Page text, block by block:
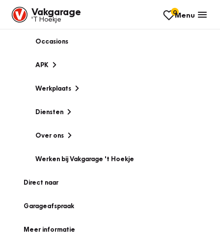
Vakgarage
'T Hoekje
0Menu
Occasions
APK
Werkplaats
Diensten
Over ons
Werken bij Vakgarage 't Hoekje
Direct naar
Garageafspraak
Meer informatie